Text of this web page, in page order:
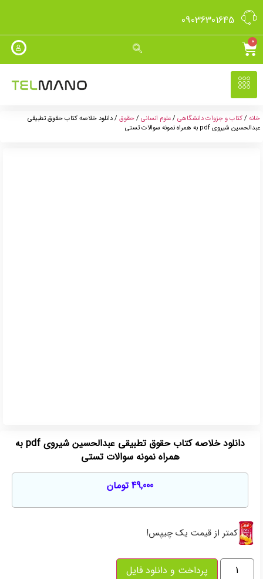
09036301645
0
خانه /کتاب و جزوات دانشگاهی /علوم انسانی /حقوق / دانلود خلاصه کتاب حقوق تطبیقی
عبدالحسین شیروی pdf به همراه نمونه سوالات تستی
دانلود خلاصه کتاب حقوق تطبیقی عبدالحسین شیروی pdf به
همراه نمونه سوالات تستی
49,000 تومان
کمتر از قیمت یک چیپس!
پرداخت و دانلود فایل